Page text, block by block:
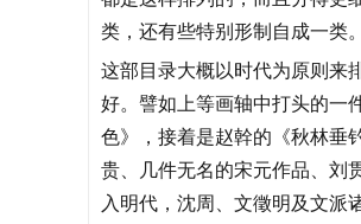
类，还有些特别形制自成一类
这部目录大概以时代为原则来
好。譬如上等画轴中打头的一
色》，接着是赵幹的《秋林垂
贵、几件无名的宋元作品、刘
入明代，沈周、文徵明及文派